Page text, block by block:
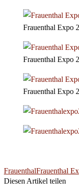
Frauenthal Expo
Frauenthal Expo
Frauenthal Expo
FrauenthalFrauenthal
Diesen Artikel teilen